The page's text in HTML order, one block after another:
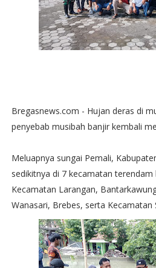
Bregasnews.com - Hujan deras di
penyebab musibah banjir kembali
Meluapnya sungai Pemali,
sedikitnya di 7 kecamatan
Kecamatan Larangan,
Wanasari, Brebes, serta Kecamatan